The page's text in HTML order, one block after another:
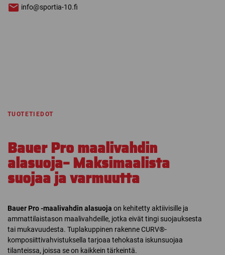
info@sportia-10.fi
TUOTETIEDOT
Bauer Pro maalivahdin
alasuoja– Maksimaalista
suojaa ja varmuutta
Bauer Pro -maalivahdin alasuoja on kehitetty aktiivisille ja
ammattilaistason maalivahdeille, jotka eivät tingi suojauksesta
tai mukavuudesta. Tuplakuppinen rakenne CURV®-
komposiittivahvistuksella tarjoaa tehokasta iskunsuojaa
tilanteissa, joissa se on kaikkein tärkeintä.